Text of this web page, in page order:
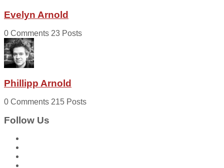
Evelyn Arnold
0 Comments 23 Posts
Phillipp Arnold
0 Comments 215 Posts
Follow Us